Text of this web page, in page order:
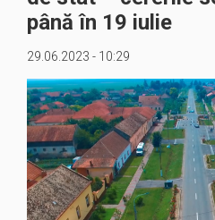
până în 19 iulie
29.06.2023 - 10:29